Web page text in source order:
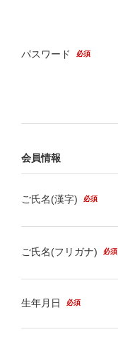
パスワード 必須
会員情報
ご氏名(漢字) 必須
ご氏名(フリガナ) 必須
生年月日 必須